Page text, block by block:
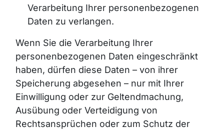
Verarbeitung Ihrer personenbezogenen
Daten zu verlangen.
Wenn Sie die Verarbeitung Ihrer
personenbezogenen Daten eingeschränkt
haben, dürfen diese Daten – von ihrer
Speicherung abgesehen – nur mit Ihrer
Einwilligung oder zur Geltendmachung,
Ausübung oder Verteidigung von
Rechtsansprüchen oder zum Schutz der